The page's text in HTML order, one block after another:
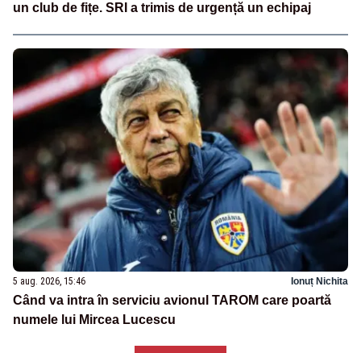
un club de fițe. SRI a trimis de urgență un echipaj
5 aug. 2026, 15:46 Ionuț Nichita
Când va intra în serviciu avionul TAROM care poartă
numele lui Mircea Lucescu